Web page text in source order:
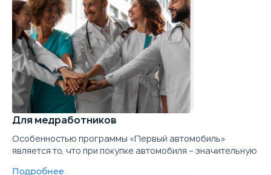
Для медработников
Особенностью программы «Первый автомобиль»
является то, что при покупке автомобиля – значительную
Подробнее